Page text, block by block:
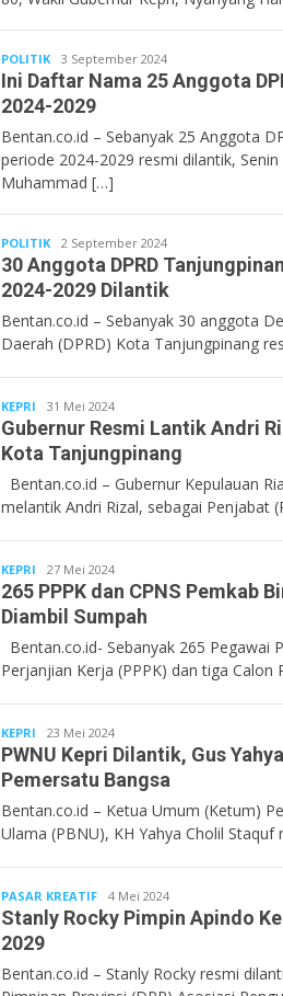
POLITIK Bentan.co.id
3 September 2024
Ini Daftar Nama 25 Anggota
2024-2029
Bentan.co.id – Sebanyak 25 Anggota
periode 2024-2029 resmi dilantik,
Muhammad […]
POLITIK Bentan.co.id
2 September 2024
30 Anggota DPRD
2024-2029 Dilantik
Bentan.co.id – Sebanyak 30 anggota
Daerah (DPRD) Kota Tanjungpinang
KEPRI Bentan.co.id
31 Mei 2024
Gubernur Resmi Lantik Andri
Kota Tanjungpinang
Bentan.co.id – Gubernur Kepulauan
melantik Andri Rizal, sebagai Penjabat
KEPRI Bentan.co.id
27 Mei 2024
265 PPPK dan CPNS Pemkab
Diambil Sumpah
Bentan.co.id- Sebanyak 265 Pegawai
Perjanjian Kerja (PPPK) dan tiga
KEPRI Bentan.co.id
23 Mei 2024
PWNU Kepri Dilantik, Gus
Pemersatu Bangsa
Bentan.co.id – Ketua Umum (Ketum)
Ulama (PBNU), KH Yahya Cholil
PASAR KREATIF Bentan.co.id
4 Mei 2024
Stanly Rocky Pimpin Apindo
2029
Bentan.co.id – Stanly Rocky resmi